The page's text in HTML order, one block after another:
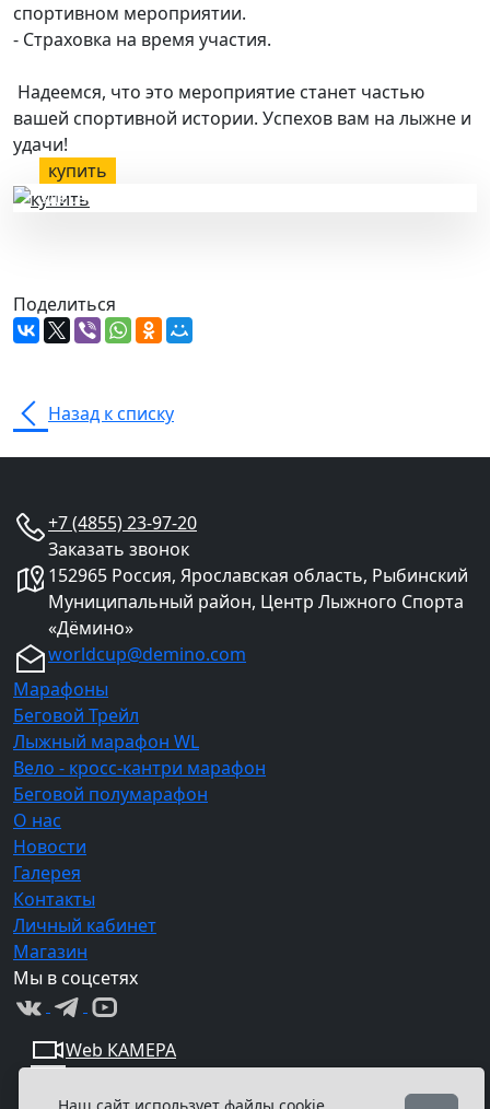
спортивном мероприятии.
- Страховка на время участия.
Надеемся, что это мероприятие станет частью
вашей спортивной истории. Успехов вам на лыжне и
удачи!
купить
здесь
Поделиться
Назад к списку
+7 (4855) 23-97-20
Заказать звонок
152965 Россия, Ярославская область, Рыбинский
Муниципальный район, Центр Лыжного Спорта
«Дёмино»
worldcup@demino.com
Марафоны
Беговой Трейл
Лыжный марафон WL
Вело - кросс-кантри марафон
Беговой полумарафон
О нас
Новости
Галерея
Контакты
Личный кабинет
Магазин
Мы в соцсетях
Web КАМЕРА